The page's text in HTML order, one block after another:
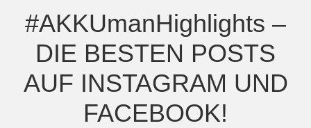
#AKKUmanHighlights –
DIE BESTEN POSTS
AUF INSTAGRAM UND
FACEBOOK!